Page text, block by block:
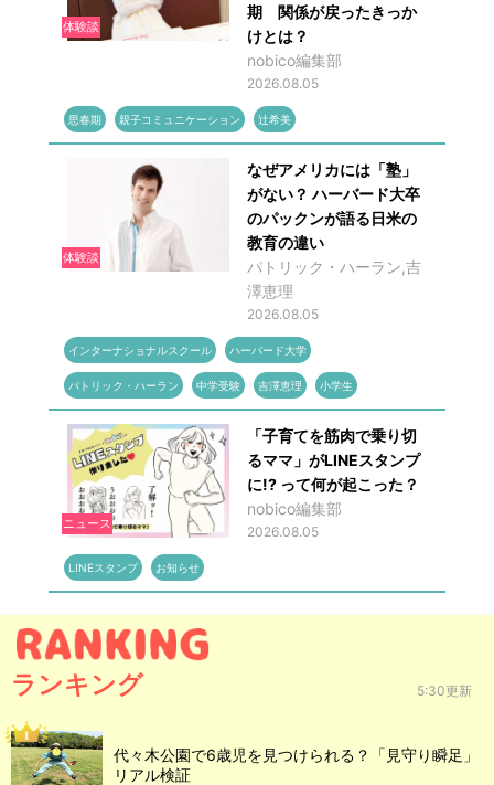
体験談
期 関係が戻ったきっか
けとは？
nobico編集部
2026.08.05
思春期 親子コミュニケーション 辻希美
体験談
なぜアメリカには「塾」
がない？ ハーバード大卒
のパックンが語る日米の
教育の違い
パトリック・ハーラン,吉
澤恵理
2026.08.05
インターナショナルスクール ハーバード大学
パトリック・ハーラン 中学受験 吉澤恵理 小学生
ニュース
「子育てを筋肉で乗り切
るママ」がLINEスタンプ
に!? って何が起こった？
nobico編集部
2026.08.05
LINEスタンプ お知らせ
ランキング 5:30更新
代々木公園で6歳児を見つけられる？「見守り瞬足」
リアル検証